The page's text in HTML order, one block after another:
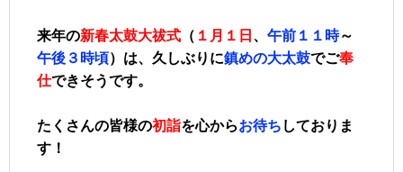
来年の新春太鼓大祓式 （ １月１日 、 午前１１時～
午後３時頃）は、久しぶりに鎮めの大太鼓でご奉
仕できそうです。
たくさんの皆様の初詣を心からお待ち しておりま
す！